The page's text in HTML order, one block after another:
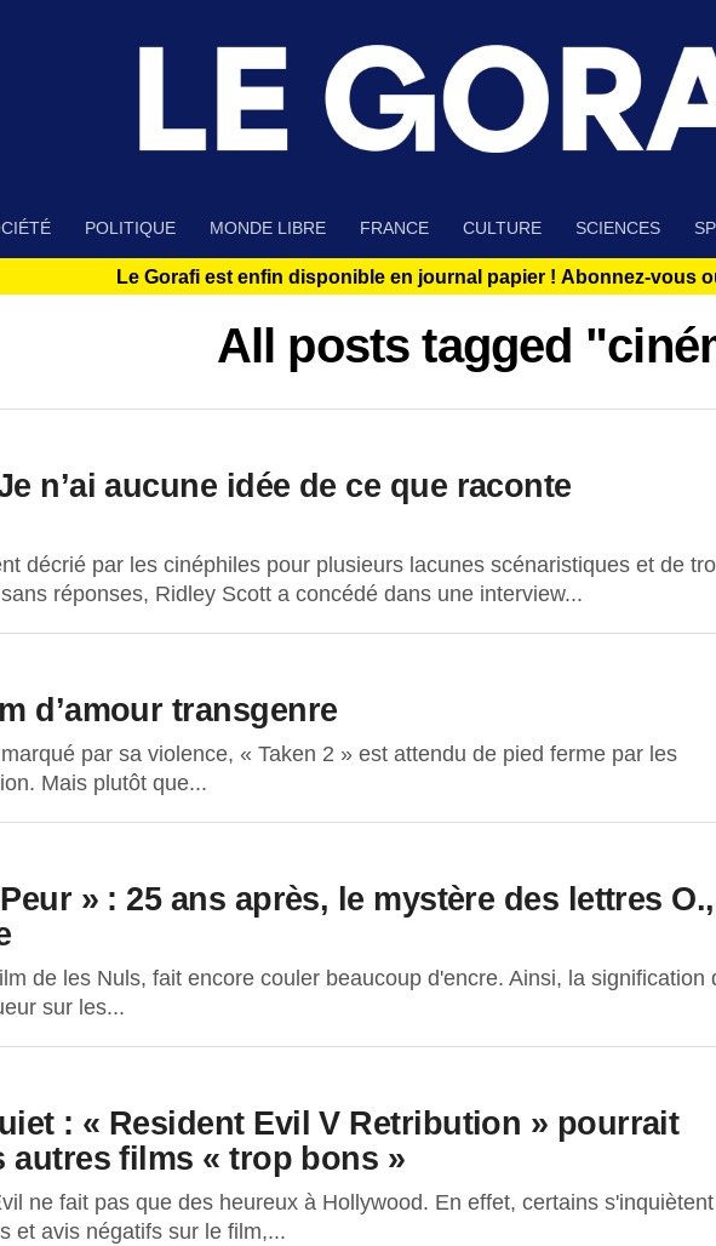
POLITIQUE MONDE LIBRE FRANCE CULTURE SCIENCES
Le Gorafi est enfin disponible en journal papier ! Abonnez-vous
All posts tagged
n’ai aucune idée de ce que raconte
décrié par les cinéphiles pour plusieurs lacunes scénaristiques et de
réponses, Ridley Scott a concédé dans une interview...
d’amour transgenre
par sa violence, « Taken 2 » est attendu de pied ferme par les
Mais plutôt que...
» : 25 ans après, le mystère des lettres
de les Nuls, fait encore couler beaucoup d'encre. Ainsi, la signification
sur les...
: « Resident Evil V Retribution » pourrait
autres films « trop bons »
ne fait pas que des heureux à Hollywood. En effet, certains
et avis négatifs sur le film,...